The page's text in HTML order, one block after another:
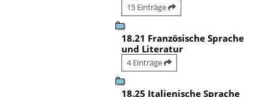
15 Einträge
18.21 Französische Sprache
und Literatur
4 Einträge
18.25 Italienische Sprache